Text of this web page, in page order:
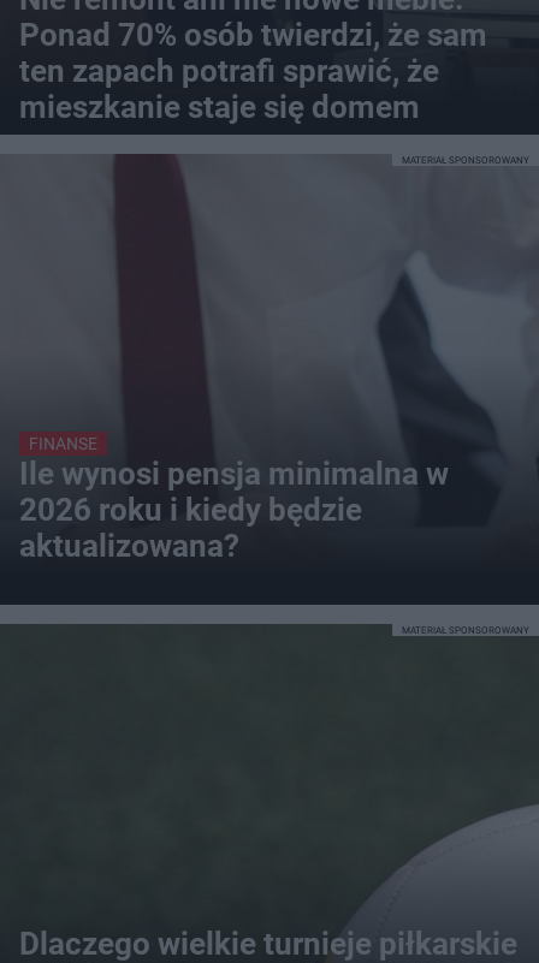
Ponad 70% osób twierdzi, że sam
ten zapach potrafi sprawić, że
mieszkanie staje się domem
FINANSE
Ile wynosi pensja minimalna w
2026 roku i kiedy będzie
aktualizowana?
MATERIAŁ SPONSOROWANY
Dlaczego wielkie turnieje piłkarskie
MATERIAŁ SPONSOROWANY